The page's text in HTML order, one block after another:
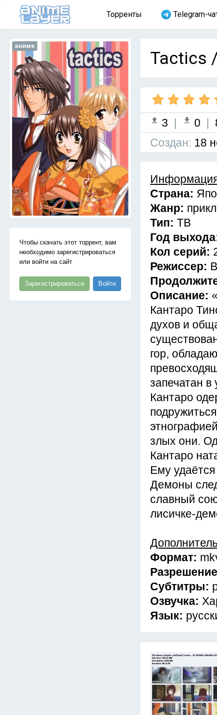
Торренты Telegram-
аниме
Чтобы скачать этот торрент, вам
необходимо зарегистрироваться
или войти на сайт
Зарегистрироваться Войти
Tactics
3 | 0 |
Cоздан: 18
Страна:
Жанр:
Тип: ТВ
Год
Кол серий:
Режиссер:
Описание:
Кантаро
духов и
гор,
запечатан
Кантаро
злых они.
Кантаро
Ему удаётся
Демоны
славный
лисичке-
Формат:
Субтитры:
Озвучка:
Язык: